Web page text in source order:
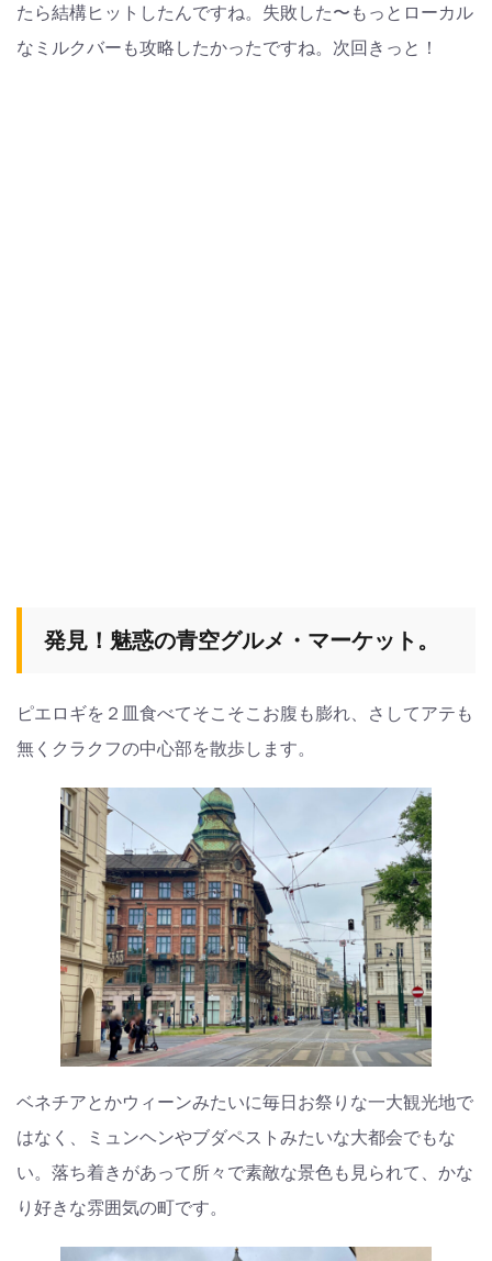
たら結構ヒットしたんですね。失敗した〜もっとローカル
なミルクバーも攻略したかったですね。次回きっと！
発見！魅惑の青空グルメ・マーケット。
ピエロギを２皿食べてそこそこお腹も膨れ、さしてアテも
無くクラクフの中心部を散歩します。
ベネチアとかウィーンみたいに毎日お祭りな一大観光地で
はなく、ミュンヘンやブダペストみたいな大都会でもな
い。落ち着きがあって所々で素敵な景色も見られて、かな
り好きな雰囲気の町です。